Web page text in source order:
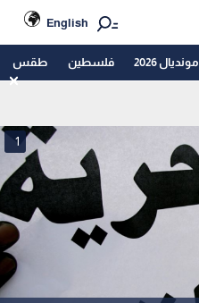
English
مونديال 2026 فلسطين طقس
1